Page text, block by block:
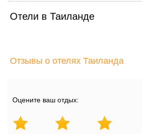
минут
Отели в Таиланде
Отзывы о отелях Таиланда
Оцените ваш отдых: